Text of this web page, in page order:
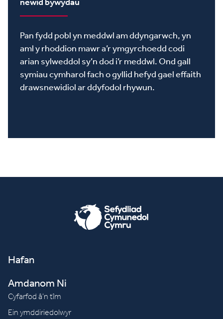
Pan fydd pobl yn meddwl am ddyngarwch, yn
aml y rhoddion mawr a’r ymgyrchoedd codi
arian sylweddol sy’n dod i’r meddwl. Ond gall
symiau cymharol fach o gyllid hefyd gael effaith
drawsnewidiol ar ddyfodol rhywun.
Hafan
Amdanom Ni
Cyfarfod â’n tîm
Ein ymddiriedolwyr